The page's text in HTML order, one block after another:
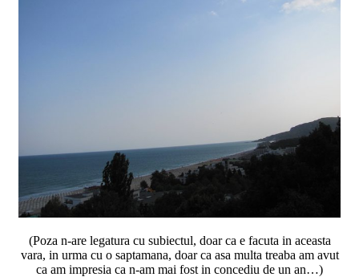
(Poza n-are legatura cu subiectul, doar ca e facuta in aceasta
vara, in urma cu o saptamana, doar ca asa multa treaba am avut
ca am impresia ca n-am mai fost in concediu de un an…)